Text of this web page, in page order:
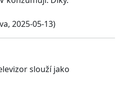
2025-05-13)
slouží jako